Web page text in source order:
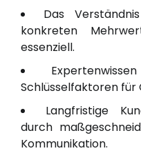
Das
konkreten
essenziell.
Schlüsselfaktoren für
Langfristige
durch
Kommunikation.